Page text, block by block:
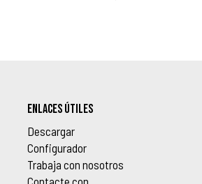
ENLACES ÚTILES
Descargar
Configurador
Trabaja con nosotros
Contacte con